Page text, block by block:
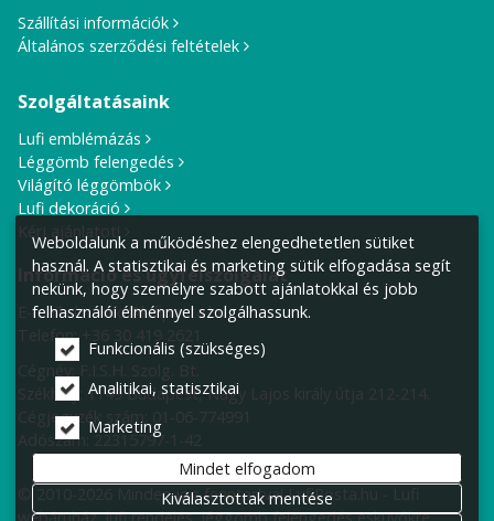
Szállítási információk
Általános szerződési feltételek
Szolgáltatásaink
Lufi emblémázás
Léggömb felengedés
Világító léggömbök
Lufi dekoráció
Kérj ajánlatot!
Információ és ügyfélszolgálat
E-mail cím:info@lufiposta.hu
Telefon:+36 30 419 2621
Cégnév: F.I.S.H. Szolg. Bt.
Székhely: 1149 Budapest, Nagy Lajos király útja 212-214.
Cégjegyzék szám: 01-06-774991
Adószám: 22315797-1-42
© 2010-2026 Minden jog fenntartva! LufiPosta.hu - Lufi
Weboldalunk a működéshez elengedhetetlen sütiket
használ. A statisztikai és marketing sütik elfogadása segít
nekünk, hogy személyre szabott ajánlatokkal és jobb
felhasználói élménnyel szolgálhassunk.
Funkcionális (szükséges)
Analitikai, statisztikai
Marketing
Mindet elfogadom
Kiválasztottak mentése